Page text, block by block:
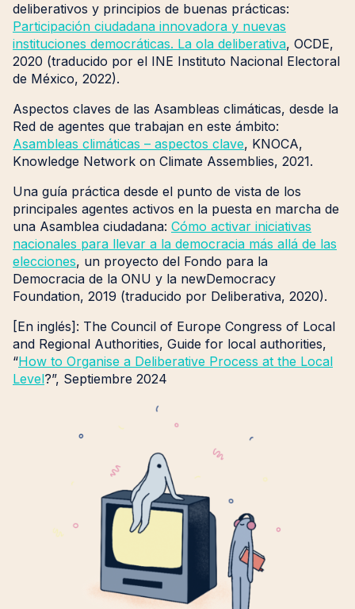
deliberativos y principios de buenas prácticas:
Participación ciudadana innovadora y nuevas
instituciones democráticas. La ola deliberativa, OCDE,
2020 (traducido por el INE Instituto Nacional Electoral
de México, 2022).
Aspectos claves de las Asambleas climáticas, desde la
Red de agentes que trabajan en este ámbito:
Asambleas climáticas – aspectos clave, KNOCA,
Knowledge Network on Climate Assemblies, 2021.
Una guía práctica desde el punto de vista de los
principales agentes activos en la puesta en marcha de
una Asamblea ciudadana: Cómo activar iniciativas
nacionales para llevar a la democracia más allá de las
elecciones, un proyecto del Fondo para la
Democracia de la ONU y la newDemocracy
Foundation, 2019 (traducido por Deliberativa, 2020).
[En inglés]: The Council of Europe Congress of Local
and Regional Authorities, Guide for local authorities,
“How to Organise a Deliberative Process at the Local
Level?”, Septiembre 2024